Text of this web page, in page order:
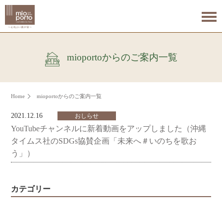
mioportoからのご案内一覧
Home mioportoからのご案内一覧
2021.12.16 おしらせ
YouTubeチャンネルに新着動画をアップしました（沖縄
タイムス社のSDGs協賛企画「未来へ＃いのちを歌お
う」）
カテゴリー